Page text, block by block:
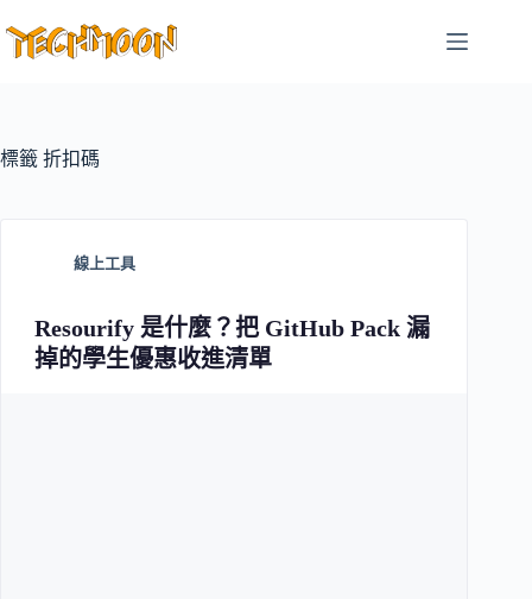
至
容
標籤 折扣碼
線上工具
Resourify 是什麼？把 GitHub Pack 漏
掉的學生優惠收進清單